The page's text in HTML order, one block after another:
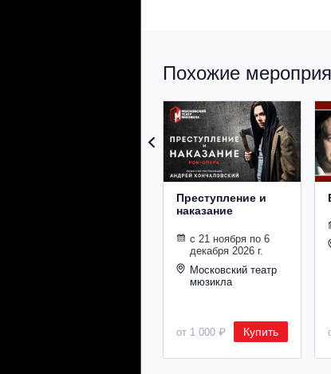
Похожие
Преступление и
наказание
с 21 ноября по 6
декабря 2026 г.
Московский театр
мюзикла
от 1 000 ₽ Купить